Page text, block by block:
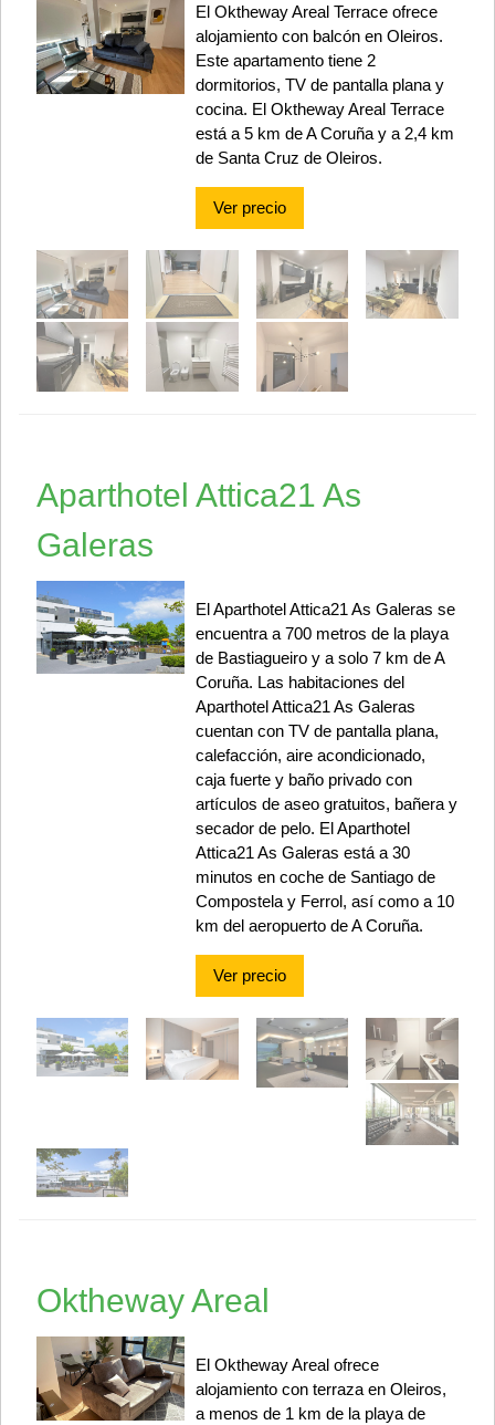
El Oktheway Areal Terrace ofrece
alojamiento con balcón en Oleiros.
Este apartamento tiene 2
dormitorios, TV de pantalla plana y
cocina. El Oktheway Areal Terrace
está a 5 km de A Coruña y a 2,4 km
de Santa Cruz de Oleiros.
Ver precio
Aparthotel Attica21 As
Galeras
El Aparthotel Attica21 As Galeras se
encuentra a 700 metros de la playa
de Bastiagueiro y a solo 7 km de A
Coruña. Las habitaciones del
Aparthotel Attica21 As Galeras
cuentan con TV de pantalla plana,
calefacción, aire acondicionado,
caja fuerte y baño privado con
artículos de aseo gratuitos, bañera y
secador de pelo. El Aparthotel
Attica21 As Galeras está a 30
minutos en coche de Santiago de
Compostela y Ferrol, así como a 10
km del aeropuerto de A Coruña.
Ver precio
Oktheway Areal
El Oktheway Areal ofrece
alojamiento con terraza en Oleiros,
a menos de 1 km de la playa de